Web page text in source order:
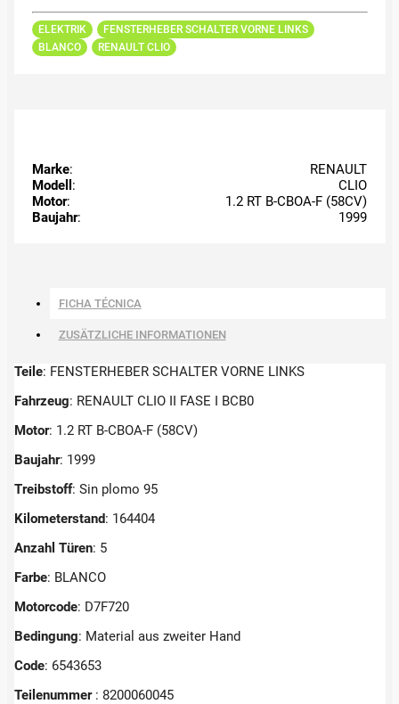
ELEKTRIK
FENSTERHEBER SCHALTER VORNE LINKS
BLANCO
RENAULT CLIO
Marke:
RENAULT
Modell :
CLIO
Motor:
1.2 RT B-CBOA-F (58CV)
Baujahr: 1999
FICHA TÉCNICA
ZUSÄTZLICHE INFORMATIONEN
Teile: FENSTERHEBER SCHALTER VORNE LINKS
Fahrzeug: RENAULT CLIO II FASE I BCB0
Motor: 1.2 RT B-CBOA-F (58CV)
Baujahr: 1999
Treibstoff: Sin plomo 95
Kilometerstand: 164404
Anzahl Türen: 5
Farbe: BLANCO
Motorcode: D7F720
Bedingung: Material aus zweiter Hand
Code: 6543653
Teilenummer : 8200060045